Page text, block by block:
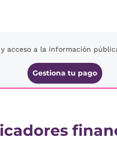
acceso a la información
Gestiona tu pago